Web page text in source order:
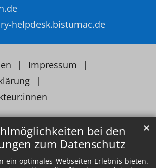
bei den
zum Datenschutz
ein optimales Webseiten-Erlebnis bieten.
✕
helpdesk.bistumac.de
Impressum